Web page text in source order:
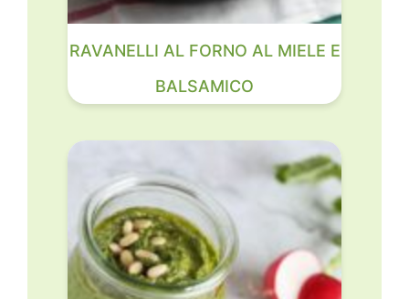
RAVANELLI AL FORNO AL MIELE E
BALSAMICO